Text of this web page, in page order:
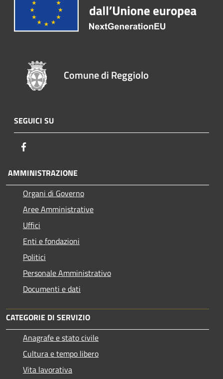
Comune di Reggiolo
SEGUICI SU
AMMINISTRAZIONE
Organi di Governo
Aree Amministrative
Uffici
Enti e fondazioni
Politici
Personale Amministrativo
Documenti e dati
CATEGORIE DI SERVIZIO
Anagrafe e stato civile
Cultura e tempo libero
Vita lavorativa